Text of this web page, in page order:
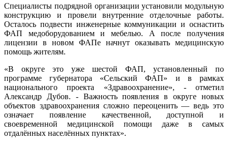
Специалисты подрядной организации установили модульную
конструкцию и провели внутренние отделочные работы.
Осталось подвести инженерные коммуникации и оснастить
ФАП медоборудованием и мебелью. А после получения
лицензии в новом ФАПе начнут оказывать медицинскую
помощь жителям.
«В округе это уже шестой ФАП, установленный по
программе губернатора «Сельский ФАП» и в рамках
национального проекта «Здравоохранение», - отметил
Александр Дубов. - Важность появления в округе новых
объектов здравоохранения сложно переоценить — ведь это
означает появление качественной, доступной и
своевременной медицинской помощи даже в самых
отдалённых населённых пунктах».